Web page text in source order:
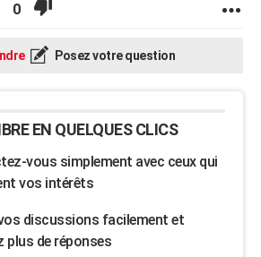
0
Posez votre question
EN QUELQUES CLICS
vous simplement avec ceux qui
vos intérêts
discussions facilement et
plus de réponses